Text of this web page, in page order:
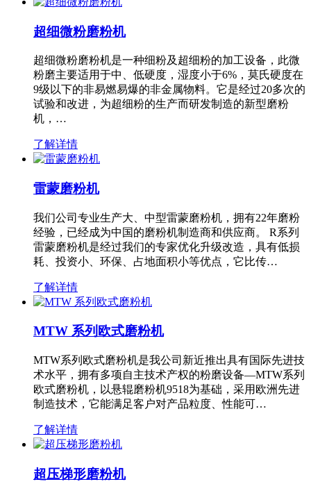
超细微粉磨粉机
超细微粉磨粉机是一种细粉及超细粉的加工设备，此微
粉磨主要适用于中、低硬度，湿度小于6%，莫氏硬度在
9级以下的非易燃易爆的非金属物料。它是经过20多次的
试验和改进，为超细粉的生产而研发制造的新型磨粉
机，…
了解详情
雷蒙磨粉机
我们公司专业生产大、中型雷蒙磨粉机，拥有22年磨粉
经验，已经成为中国的磨粉机制造商和供应商。 R系列
雷蒙磨粉机是经过我们的专家优化升级改造，具有低损
耗、投资小、环保、占地面积小等优点，它比传…
了解详情
MTW 系列欧式磨粉机
MTW系列欧式磨粉机是我公司新近推出具有国际先进技
术水平，拥有多项自主技术产权的粉磨设备—MTW系列
欧式磨粉机，以悬辊磨粉机9518为基础，采用欧洲先进
制造技术，它能满足客户对产品粒度、性能可…
了解详情
超压梯形磨粉机